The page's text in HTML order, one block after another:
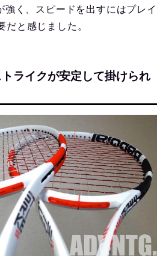
強く、スピードを出すにはプレイ
だと感じました。
ライクが安定して掛けられ